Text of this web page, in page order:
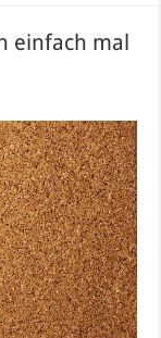
einfach mal